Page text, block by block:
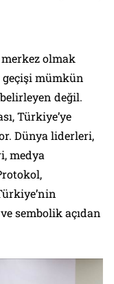
olmak
geçişi mümkün
değil.
Türkiye’ye
Dünya liderleri,
medya
sembolik açıdan